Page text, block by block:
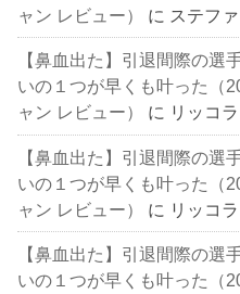
ャン レビュー）
に ステフ
【鼻血出た】引退間際の選
いの１つが早くも叶った（
ャン レビュー）
に リッコラ
【鼻血出た】引退間際の選
いの１つが早くも叶った（
ャン レビュー）
に リッコラ
【鼻血出た】引退間際の選
いの１つが早くも叶った（